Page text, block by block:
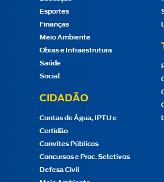
Esportes
Finanças
Meio Ambiente
Obras e Infraestrutura
Saúde
Social
CIDADÃO
Contas de Água, IPTU e
Certidão
Convites Públicos
Concursos e Proc. Seletivos
Defesa Civil